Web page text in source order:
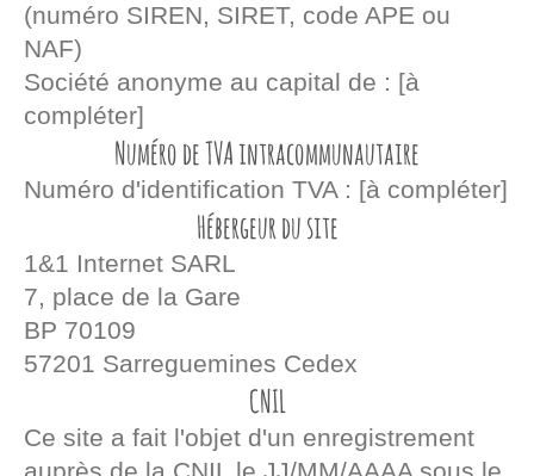
(numéro SIREN, SIRET, code APE ou
NAF)
Société anonyme au capital de : [à
compléter]
Numéro de TVA intracommunautaire
Numéro d'identification TVA : [à compléter]
Hébergeur du site
1&1 Internet SARL
7, place de la Gare
BP 70109
57201 Sarreguemines Cedex
CNIL
Ce site a fait l'objet d'un enregistrement